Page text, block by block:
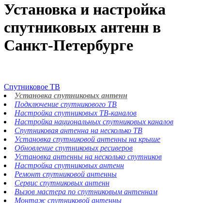
Установка и настройка
спутниковых антенн в
Санкт-Петербурге
Спутниковое ТВ
Установка спутниковых антенн
Подключение спутникового ТВ
Настройка спутниковых ТВ-каналов
Настройка национальных спутниковых каналов
Спутниковая антенна на несколько ТВ
Установка спутниковой антенны на крыше
Обновление спутниковых ресиверов
Установка антенны на несколько спутников
Настройка спутниковых антенн
Ремонт спутниковой антенны
Сервис спутниковых антенн
Вызов мастера по спутниковым антеннам
Монтаж спутниковой антенны